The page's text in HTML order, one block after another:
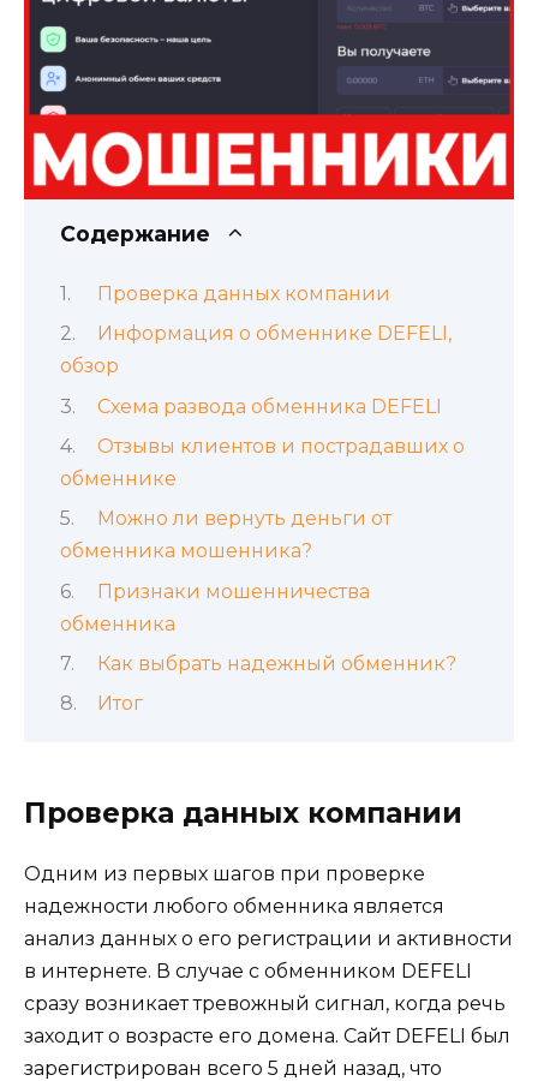
Содержание
Проверка данных компании
Информация о обменнике DEFELI,
обзор
Схема развода обменника DEFELI
Отзывы клиентов и пострадавших о
обменнике
Можно ли вернуть деньги от
обменника мошенника?
Признаки мошенничества
обменника
Как выбрать надежный обменник?
Итог
Проверка данных компании
Одним из первых шагов при проверке
надежности любого обменника является
анализ данных о его регистрации и активности
в интернете. В случае с обменником DEFELI
сразу возникает тревожный сигнал, когда речь
заходит о возрасте его домена. Сайт DEFELI был
зарегистрирован всего 5 дней назад, что